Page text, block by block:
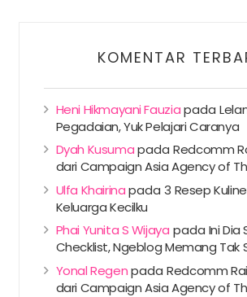
KOMENTAR
Heni Hikmayani Fauziapada
Pegadaian, Yuk Pelajari Caranya
Dyah KusumapadaRedcomm
dari Campaign Asia Agency of
Ulfa Khairinapada3 Resep
Keluarga Kecilku
Phai Yunita S Wijaya pada Ini Dia
Checklist, Ngeblog Memang Tak
Yonal RegenpadaRedcomm
dari Campaign Asia Agency of